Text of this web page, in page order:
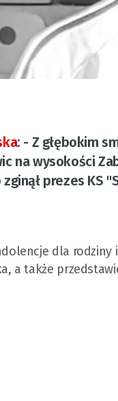
: - Z głębokim
na wysokości
prezes KS
dla rodziny
a także